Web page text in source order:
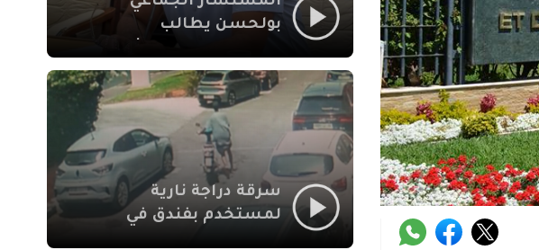
بولحسن يطالب
أشغال شارع علال
الفاسي بمراكش
سرقة دراجة نارية
لمستخدم بفندق في